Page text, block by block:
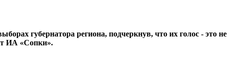
губернатора региона, подчеркнув, что их голос - это не
ИА «Сопки».